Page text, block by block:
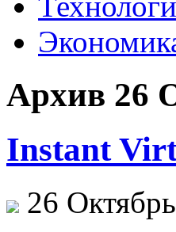
Архив 26
Instant
26